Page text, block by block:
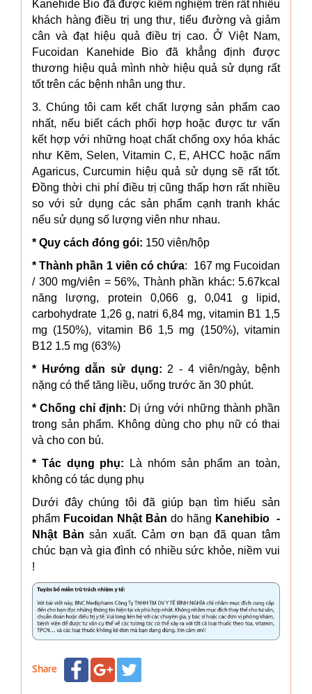
Kanehide Bio đã được kiểm nghiệm trên rất nhiều
khách hàng điều trị ung thư, tiểu đường và giảm
cân và đạt hiệu quả điều trị cao. Ở Việt Nam,
Fucoidan Kanehide Bio đã khẳng định được
thương hiệu quả mình nhờ hiệu quả sử dụng rất
tốt trên các bệnh nhân ung thư.
3. Chúng tôi cam kết chất lượng sản phẩm cao
nhất, nếu biết cách phối hợp hoặc được tư vấn
kết hợp với những hoạt chất chống oxy hóa khác
như Kẽm, Selen, Vitamin C, E, AHCC hoặc nấm
Agaricus, Curcumin hiệu quả sử dụng sẽ rất tốt.
Đồng thời chi phí điều trị cũng thấp hơn rất nhiều
so với sử dụng các sản phẩm cạnh tranh khác
nếu sử dụng số lượng viên như nhau.
* Quy cách đóng gói: 150 viên/hộp
* Thành phần 1 viên có chứa: 167 mg Fucoidan
/ 300 mg/viên = 56%, Thành phần khác: 5.67kcal
năng lượng, protein 0,066 g, 0,041 g lipid,
carbohydrate 1,26 g, natri 6,84 mg, vitamin B1 1,5
mg (150%), vitamin B6 1,5 mg (150%), vitamin
B12 1.5 mg (63%)
* Hướng dẫn sử dụng: 2 - 4 viên/ngày, bệnh
nặng có thể tăng liều, uống trước ăn 30 phút.
* Chống chỉ định: Dị ứng với những thành phần
trong sản phẩm. Không dùng cho phụ nữ có thai
và cho con bú.
* Tác dụng phụ: Là nhóm sản phẩm an toàn,
không có tác dụng phụ
Dưới đây chúng tôi đã giúp bạn tìm hiểu sản
phẩm Fucoidan Nhật Bản do hãng Kanehibio -
Nhật Bảnsản xuất. Cảm ơn bạn đã quan tâm
chúc bạn và gia đình có nhiều sức khỏe, niềm vui
!
Share